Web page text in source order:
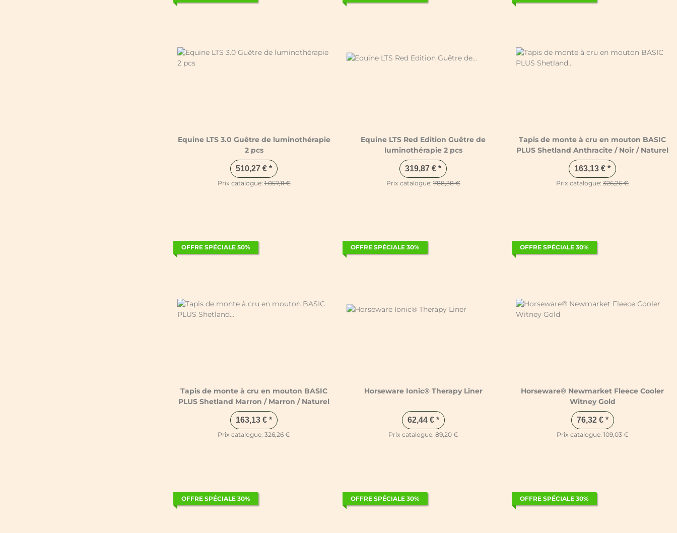
Equine LTS 3.0 Guêtre de luminothérapie
2 pcs
510,27 € *
Prix catalogue:1.057,11 €
Equine LTS Red Edition Guêtre de
luminothérapie 2 pcs
319,87 € *
Prix catalogue:788,38 €
Tapis de monte à cru en mouton BASIC
PLUS Shetland Anthracite / Noir / Naturel
163,13 € *
Prix catalogue: 326,26 €
OFFRE SPÉCIALE 50%
Tapis de monte à cru en mouton BASIC
PLUS Shetland Marron / Marron / Naturel
163,13 € *
Prix catalogue: 326,26 €
OFFRE SPÉCIALE 30%
Horseware Ionic® Therapy Liner
62,44 € *
Prix catalogue:89,20 €
OFFRE SPÉCIALE 30%
Horseware® Newmarket Fleece Cooler
Witney Gold
76,32 € *
Prix catalogue:109,03 €
OFFRE SPÉCIALE 30% OFFRE SPÉCIALE 30% OFFRE SPÉCIALE 30%